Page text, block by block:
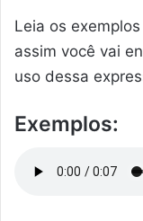
Leia os
assim você vai
uso dessa
Exemplos: